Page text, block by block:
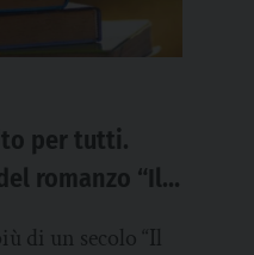
per tutti.
romanzo “Il
di un secolo “Il